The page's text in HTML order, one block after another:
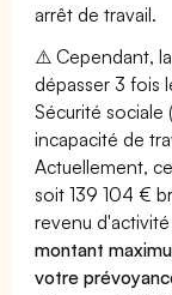
arrêt de travail.
⚠️ Cependant,
dépasser 3 fois
Sécurité sociale
incapacité de
Actuellement,
soit 139 104 €
revenu
montant
votre